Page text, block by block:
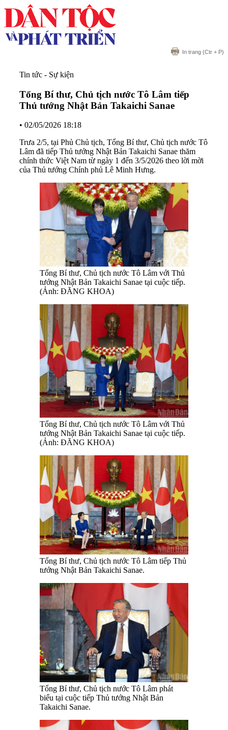
In trang (Ctr + P)
Tin tức - Sự kiện
Tổng Bí thư, Chủ tịch nước Tô Lâm tiếp
Thủ tướng Nhật Bản Takaichi Sanae
• 02/05/2026 18:18
Trưa 2/5, tại Phủ Chủ tịch, Tổng Bí thư, Chủ tịch nước Tô
Lâm đã tiếp Thủ tướng Nhật Bản Takaichi Sanae thăm
chính thức Việt Nam từ ngày 1 đến 3/5/2026 theo lời mời
của Thủ tướng Chính phủ Lê Minh Hưng.
Tổng Bí thư, Chủ tịch nước Tô Lâm với Thủ
tướng Nhật Bản Takaichi Sanae tại cuộc tiếp.
(Ảnh: ĐĂNG KHOA)
Tổng Bí thư, Chủ tịch nước Tô Lâm với Thủ
tướng Nhật Bản Takaichi Sanae tại cuộc tiếp.
(Ảnh: ĐĂNG KHOA)
Tổng Bí thư, Chủ tịch nước Tô Lâm tiếp Thủ
tướng Nhật Bản Takaichi Sanae.
Tổng Bí thư, Chủ tịch nước Tô Lâm phát
biểu tại cuộc tiếp Thủ tướng Nhật Bản
Takaichi Sanae.